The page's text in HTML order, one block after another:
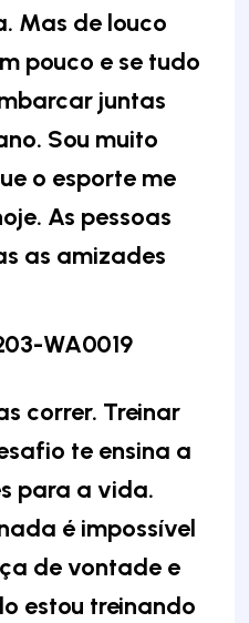
Mas de louco
pouco e se tudo
juntas
Sou muito
o esporte me
As pessoas
as amizades
correr. Treinar
te ensina a
para a vida.
é impossível
de vontade e
estou treinando